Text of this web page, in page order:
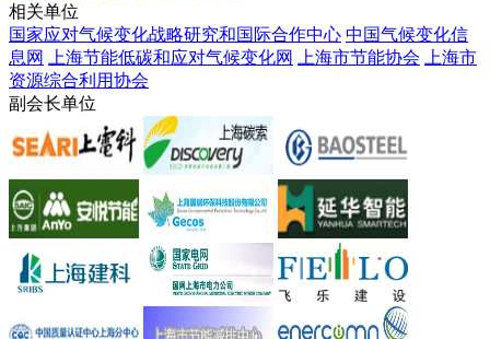
相关单位
国家应对气候变化战略研究和国际合作中心 中国气候变化信
息网
上海节能低碳和应对气候变化网 上海市节能协会
上海市
资源综合利用协会
副会长单位